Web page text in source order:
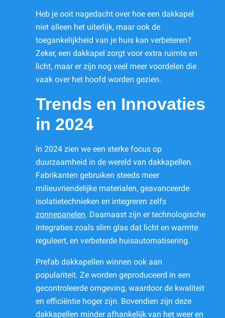
Heb je ooit nagedacht over hoe een dakkapel
niet alleen het uiterlijk, maar ook de
toegankelijkheid van je huis kan verbeteren?
Zeker, een dakkapel zorgt voor extra ruimte en
licht, maar er zijn nog veel meer voordelen die
vaak over het hoofd worden gezien.
Trends en Innovaties
in 2024
In 2024 zien we een sterke focus op
duurzaamheid in de wereld van dakkapellen.
Fabrikanten gebruiken steeds meer
milieuvriendelijke materialen, geavanceerde
isolatietechnieken en integreren zelfs
zonnepanelen. Daarnaast zijn er technologische
integraties zoals slim glas dat licht en warmte
reguleert, en verbeterde huisautomatisering.
Prefab dakkapellen winnen ook aan
populariteit. Ze worden geproduceerd in een
gecontroleerde omgeving, waardoor de kwaliteit
en efficiëntie hoger zijn. Bovendien zijn deze
dakkapellen minder afhankelijk van het weer en